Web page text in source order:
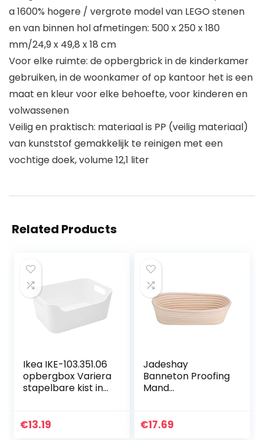
a 1600% hogere / vergrote model van LEGO stenen
en van binnen hol afmetingen: 500 x 250 x 180
mm/24,9 x 49,8 x 18 cm
Voor elke ruimte: de opbergbrick in de kinderkamer
gebruiken, in de woonkamer of op kantoor het is een
maat en kleur voor elke behoefte, voor kinderen en
volwassenen
Veilig en praktisch: materiaal is PP (veilig materiaal)
van kunststof gemakkelijk te reinigen met een
vochtige doek, volume 12,1 liter
Related Products
Ikea IKE-103.351.06
opbergbox Variera
stapelbare kist in
handgrepen
€13.19
Jadeshay
Banneton Proofing
Mand
Rietbanneton
€17.69